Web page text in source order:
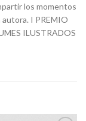
los momentos
autora. I PREMIO
ILUSTRADOS